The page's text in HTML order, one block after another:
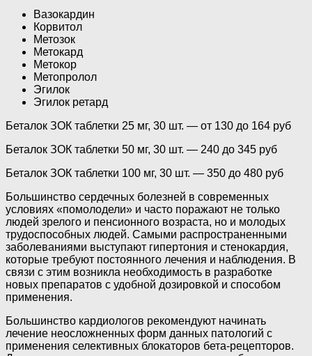
Вазокардин
Корвитол
Метозок
Метокард
Метокор
Метопролол
Эгилок
Эгилок ретард
Беталок ЗОК таблетки 25 мг, 30 шт. — от 130 до 164 руб
Беталок ЗОК таблетки 50 мг, 30 шт. — 240 до 345 руб
Беталок ЗОК таблетки 100 мг, 30 шт. — 350 до 480 руб
Большинство сердечных болезней в современных
условиях «помолодели» и часто поражают не только
людей зрелого и пенсионного возраста, но и молодых
трудоспособных людей. Самыми распространенными
заболеваниями выступают гипертония и стенокардия,
которые требуют постоянного лечения и наблюдения. В
связи с этим возникла необходимость в разработке
новых препаратов с удобной дозировкой и способом
применения.
Большинство кардиологов рекомендуют начинать
лечение неосложненных форм данных патологий с
применения селективных блокаторов бета-рецепторов.